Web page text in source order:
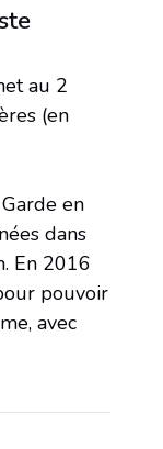
au 2
(en
en
dans
En 2016
pouvoir
avec